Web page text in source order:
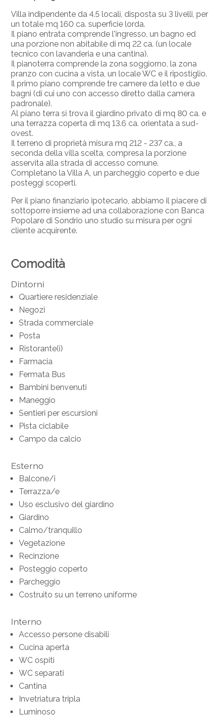
Villa indipendente da 4.5 locali, disposta su 3 livelli, per
un totale mq 160 ca. superficie lorda.
Il piano entrata comprende l'ingresso, un bagno ed
una porzione non abitabile di mq 22 ca. (un locale
tecnico con lavanderia e una cantina).
Il pianoterra comprende la zona soggiorno, la zona
pranzo con cucina a vista, un locale WC e il ripostiglio.
Il primo piano comprende tre camere da letto e due
bagni (di cui uno con accesso diretto dalla camera
padronale).
Al piano terra si trova il giardino privato di mq 80 ca. e
una terrazza coperta di mq 13.6 ca. orientata a sud-
ovest.
Il terreno di proprietà misura mq 212 - 237 ca., a
seconda della villa scelta, compresa la porzione
asservita alla strada di accesso comune.
Completano la Villa A, un parcheggio coperto e due
posteggi scoperti.
Per il piano finanziario ipotecario, abbiamo il piacere di
sottoporre insieme ad una collaborazione con Banca
Popolare di Sondrio uno studio su misura per ogni
cliente acquirente.
Comodità
Dintorni
Quartiere residenziale
Negozi
Strada commerciale
Posta
Ristorante(i)
Farmacia
Fermata Bus
Bambini benvenuti
Maneggio
Sentieri per escursioni
Pista ciclabile
Campo da calcio
Esterno
Balcone/i
Terrazza/e
Uso esclusivo del giardino
Giardino
Calmo/tranquillo
Vegetazione
Recinzione
Posteggio coperto
Parcheggio
Costruito su un terreno uniforme
Interno
Accesso persone disabili
Cucina aperta
WC ospiti
WC separati
Cantina
Invetriatura tripla
Luminoso